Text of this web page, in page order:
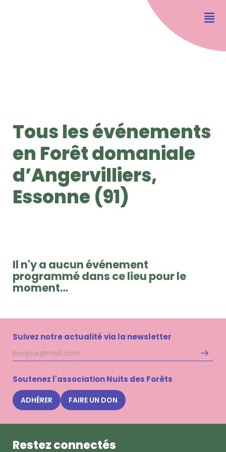
Tous les événements
en Forêt domaniale
d’Angervilliers,
Essonne (91)
Il n'y a aucun événement
programmé dans ce lieu pour le
moment…
Suivez notre actualité via la newsletter
Adresse
mail
Soutenez l'association Nuits des Forêts
ADHÉRER FAIRE UN DON
Restez connectés